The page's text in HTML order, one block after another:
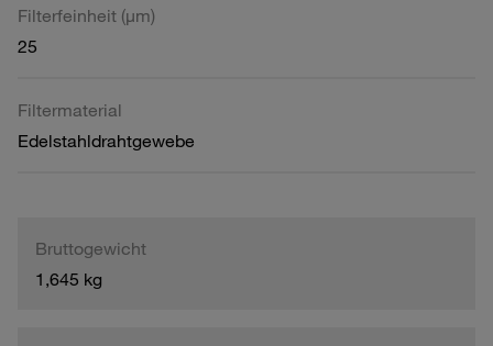
Filterfeinheit (µm)
25
Filtermaterial
Edelstahldrahtgewebe
Bruttogewicht
1,645 kg